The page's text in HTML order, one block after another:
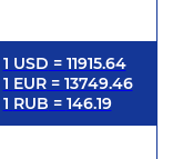
1 USD = 11915.64
1 EUR= 13749.46
1 RUB = 146.19